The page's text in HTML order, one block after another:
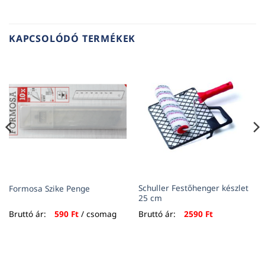
KAPCSOLÓDÓ TERMÉKEK
Formosa Szike Penge
Bruttó ár: 590 Ft/ csomag
Schuller Festőhenger készlet
25 cm
Bruttó ár:
2590 Ft